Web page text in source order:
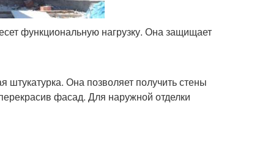
функциональную нагрузку. Она защищает
Она позволяет получить стены
фасад. Для наружной отделки